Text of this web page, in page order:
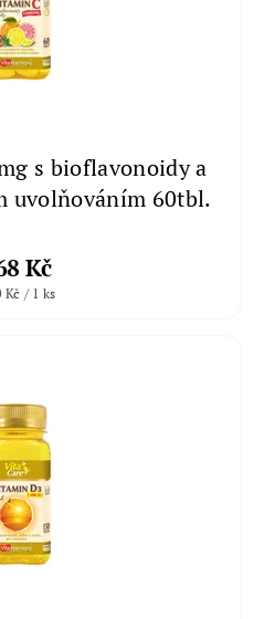
s bioflavonoidy a
uvolňováním 60tbl.
Kč
Kč / 1 ks